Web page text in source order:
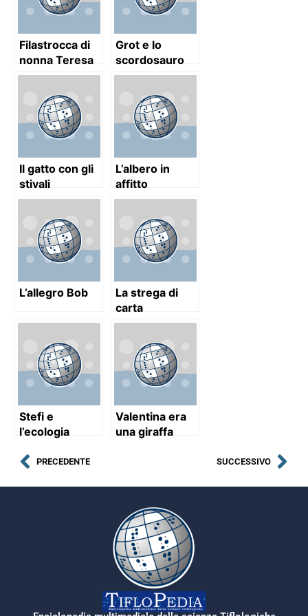
Filastrocca di
nonna Teresa
Grot e lo
scordosauro
Il gatto con gli
stivali
L’albero in
affitto
L’allegro Bob
La strega di
carta
Stefi e
l’ecologia
Valentina era
una giraffa
PRECEDENTE SUCCESSIVO